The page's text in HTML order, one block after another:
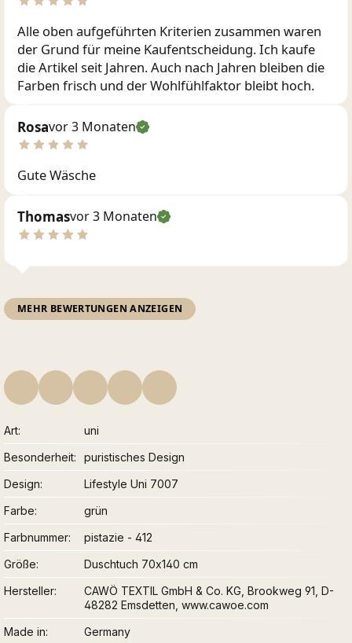
Alle oben aufgeführten Kriterien zusammen waren
der Grund für meine Kaufentscheidung. Ich kaufe
die Artikel seit Jahren. Auch nach Jahren bleiben die
Farben frisch und der Wohlfühlfaktor bleibt hoch.
Rosavor 3 Monaten
Gute Wäsche
Thomasvor 3 Monaten
MEHR BEWERTUNGEN ANZEIGEN
Art
uni
Besonderheit
puristisches Design
Design
Lifestyle Uni 7007
Farbe
grün
Farbnummer
pistazie - 412
Größe
Duschtuch 70x140 cm
Hersteller
CAWÖ TEXTIL GmbH & Co. KG, Brookweg 91, D-
48282 Emsdetten, www.cawoe.com
Made in
Germany